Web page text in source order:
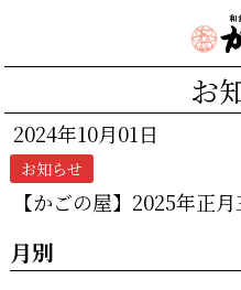
お
2024年10月01日
お知らせ
【かごの屋】2025年正
月別